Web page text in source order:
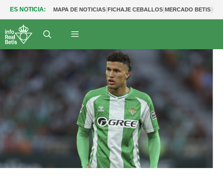
ES NOTICIA: MAPA DE NOTICIAS|FICHAJE CEBALLOS|MERCADO BETIS|